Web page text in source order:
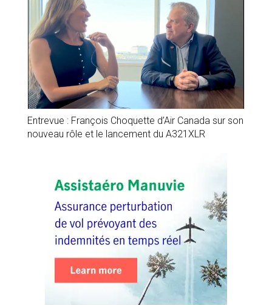
Entrevue : François Choquette d’Air Canada sur son
nouveau rôle et le lancement du A321XLR